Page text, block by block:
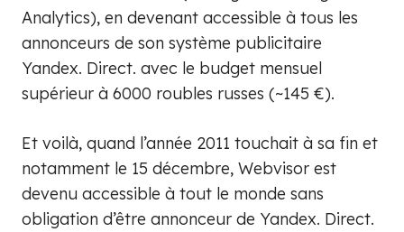
Analytics), en devenant accessible à tous les
annonceurs de son système publicitaire
Yandex. Direct. avec le budget mensuel
supérieur à 6000 roubles russes (~145 €).
Et voilà, quand l’année 2011 touchait à sa fin et
notamment le 15 décembre, Webvisor est
devenu accessible à tout le monde sans
obligation d’être annonceur de Yandex. Direct.